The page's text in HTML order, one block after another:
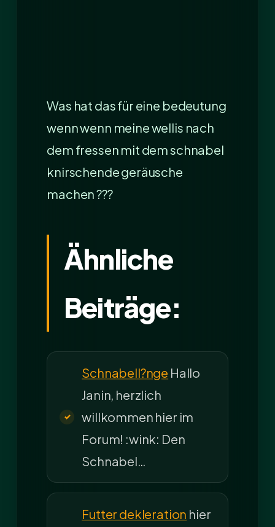
Was hat das für eine bedeutung
wenn wenn meine wellis nach
dem fressen mit dem schnabel
knirschende geräusche
machen ???
Ähnliche
Beiträge:
Schnabell?nge Hallo
Janin, herzlich
willkommen hier im
Forum! :wink: Den
Schnabel…
Futter dekleration hier